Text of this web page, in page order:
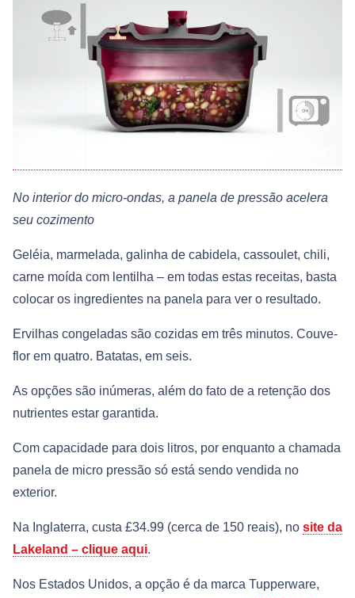
No interior do micro-ondas, a panela de pressão acelera
seu cozimento
Geléia, marmelada, galinha de cabidela, cassoulet, chili,
carne moída com lentilha – em todas estas receitas, basta
colocar os ingredientes na panela para ver o resultado.
Ervilhas congeladas são cozidas em três minutos. Couve-
flor em quatro. Batatas, em seis.
As opções são inúmeras, além do fato de a retenção dos
nutrientes estar garantida.
Com capacidade para dois litros, por enquanto a chamada
panela de micro pressão só está sendo vendida no
exterior.
Na Inglaterra, custa £34.99 (cerca de 150 reais), no site da
Lakeland – clique aqui.
Nos Estados Unidos, a opção é da marca Tupperware,